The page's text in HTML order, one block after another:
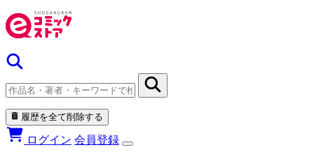
履歴を全て削除する
ログイン 会員登録